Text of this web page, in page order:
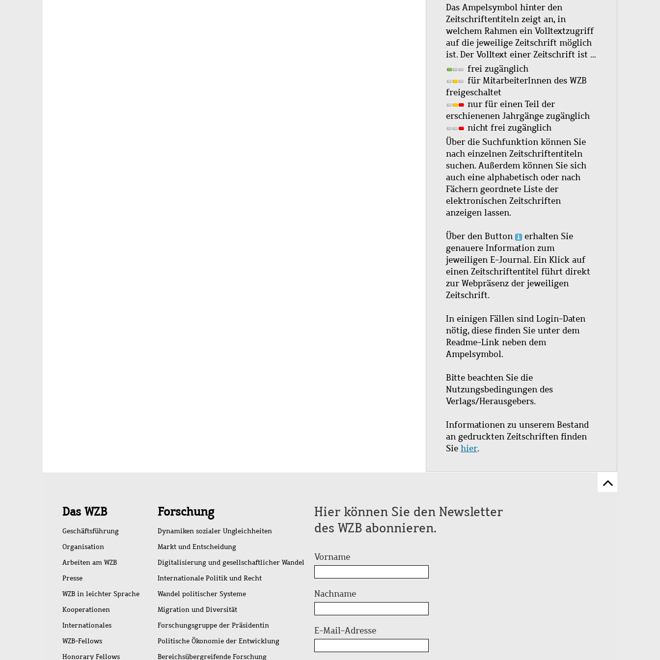
Das Ampelsymbol hinter den
Zeitschriftentiteln zeigt an, in
welchem Rahmen ein Volltextzugriff
auf die jeweilige Zeitschrift möglich
ist. Der Volltext einer Zeitschrift ist …
frei zugänglich
für MitarbeiterInnen des WZB
freigeschaltet
nur für einen Teil der
erschienenen Jahrgänge zugänglich
nicht frei zugänglich
Über die Suchfunktion können Sie
nach einzelnen Zeitschriftentiteln
suchen. Außerdem können Sie sich
auch eine alphabetisch oder nach
Fächern geordnete Liste der
elektronischen Zeitschriften
anzeigen lassen.
Über den Button
erhalten Sie
genauere Information zum
jeweiligen E-Journal. Ein Klick auf
einen Zeitschriftentitel führt direkt
zur Webpräsenz der jeweiligen
Zeitschrift.
In einigen Fällen sind Login-Daten
nötig, diese finden Sie unter dem
Readme-Link neben dem
Ampelsymbol.
Bitte beachten Sie die
Nutzungsbedingungen des
Verlags/Herausgebers.
Informationen zu unserem Bestand
an gedruckten Zeitschriften finden
Sie hier.
Zum
Schnellzugriff
Das WZB
Geschäftsführung
Organisation
Arbeiten am WZB
Presse
WZB in leichter Sprache
Kooperationen
Internationales
WZB-Fellows
Honorary Fellows
Forschung
Dynamiken sozialer Ungleichheiten
Markt und Entscheidung
Digitalisierung und gesellschaftlicher Wandel
Internationale Politik und Recht
Wandel politischer Systeme
Migration und Diversität
Forschungsgruppe der Präsidentin
Politische Ökonomie der Entwicklung
Bereichsübergreifende Forschung
Hier können Sie den Newsletter
des WZB abonnieren.
Vorname
Nachname
E-Mail-Adresse